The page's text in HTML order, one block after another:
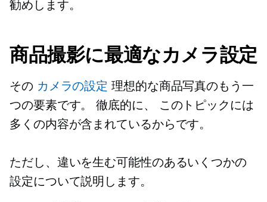
勧めします。
商品撮影に最適なカメラ設定
その カメラの設定 理想的な商品写真のもう一
つの要素です。徹底的に、
このトピックには
多くの内容が含まれているからです。
ただし、違いを生む可能性のあるいくつかの
設定について説明します。